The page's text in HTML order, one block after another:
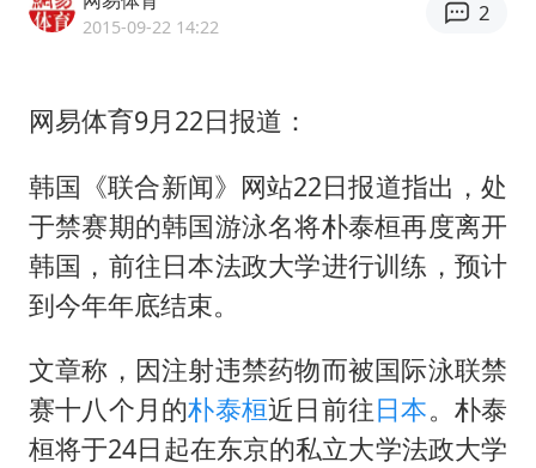
宇树申购 中一签有望赚20万元
男子结婚8年3个女儿都不是亲生
白海豚可深入内陆制造大范围风雨
手机真会“偷听”我们说话吗
加沙约14万栋建筑被完全摧毁
2015-09-22 14:22
2
网易体育9月22日报道：
韩国《联合新闻》网站22日报道指出，处
于禁赛期的韩国游泳名将朴泰桓再度离开
韩国，前往日本法政大学进行训练，预计
到今年年底结束。
文章称，因注射违禁药物而被国际泳联禁
赛十八个月的朴泰桓近日前往日本。朴泰
桓将于24日起在东京的私立大学法政大学